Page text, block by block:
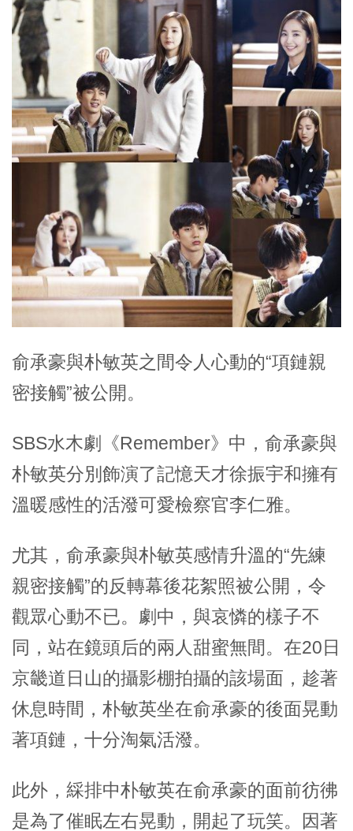
俞承豪與朴敏英之間令人心動的“項鏈親
密接觸”被公開。
SBS水木劇《Remember》中，俞承豪與
朴敏英分別飾演了記憶天才徐振宇和擁有
溫暖感性的活潑可愛檢察官李仁雅。
尤其，俞承豪與朴敏英感情升溫的“先練
親密接觸”的反轉幕後花絮照被公開，令
觀眾心動不已。劇中，與哀憐的樣子不
同，站在鏡頭后的兩人甜蜜無間。在20日
京畿道日山的攝影棚拍攝的該場面，趁著
休息時間，朴敏英坐在俞承豪的後面晃動
著項鏈，十分淘氣活潑。
此外，綵排中朴敏英在俞承豪的面前彷彿
是為了催眠左右晃動，開起了玩笑。因著